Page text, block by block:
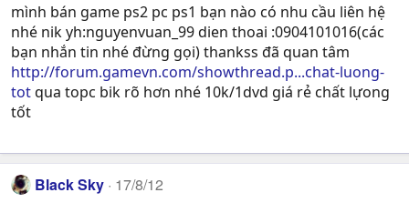
mình bán game ps2 pc ps1 bạn nào có nhu cầu liên hệ
nhé nik yh:nguyenvuan_99 dien thoai :0904101016(các
bạn nhắn tin nhé đừng gọi) thankss đã quan tâm
http://forum.gamevn.com/showthread.p...chat-luong-
totqua topc bik rõ hơn nhé 10k/1dvd giá rẻ chất lựong
tốt
Black Sky 17/8/12